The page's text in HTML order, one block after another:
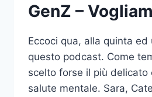
GenZ –
Eccoci qua, alla quinta
questo podcast. Come
scelto forse il più
salute mentale. Sara,